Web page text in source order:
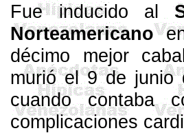
Fue inducido al
Norteamericano
décimo mejor
murió el 9 de junio
cuando contaba
complicaciones